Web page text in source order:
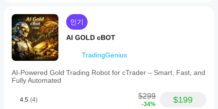
질
에
따
라
성
능
이
달
라
수
인기
AI GOLD cBOT
TradingGenius
AI-Powered Gold Trading Robot for cTrader – Smart, Fast, and
Fully Automated
4.5 (4) $299
-34% $199